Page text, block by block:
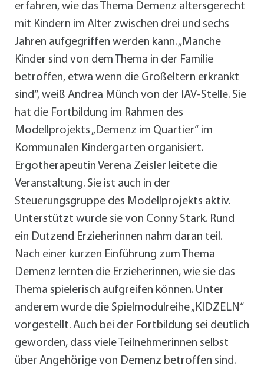
erfahren, wie das Thema Demenz altersgerecht
mit Kindern im Alter zwischen drei und sechs
Jahren aufgegriffen werden kann. „Manche
Kinder sind von dem Thema in der Familie
betroffen, etwa wenn die Großeltern erkrankt
sind“, weiß Andrea Münch von der IAV-Stelle. Sie
hat die Fortbildung im Rahmen des
Modellprojekts „Demenz im Quartier“ im
Kommunalen Kindergarten organisiert.
Ergotherapeutin Verena Zeisler leitete die
Veranstaltung. Sie ist auch in der
Steuerungsgruppe des Modellprojekts aktiv.
Unterstützt wurde sie von Conny Stark. Rund
ein Dutzend Erzieherinnen nahm daran teil.
Nach einer kurzen Einführung zum Thema
Demenz lernten die Erzieherinnen, wie sie das
Thema spielerisch aufgreifen können. Unter
anderem wurde die Spielmodulreihe „KIDZELN“
vorgestellt. Auch bei der Fortbildung sei deutlich
geworden, dass viele Teilnehmerinnen selbst
über Angehörige von Demenz betroffen sind.